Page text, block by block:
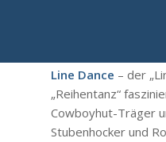
Line Dance – der
„Reihentanz“
Cowboyhut-Träger
Stubenhocker und